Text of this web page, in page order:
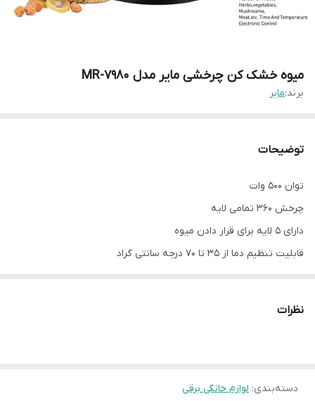
میوه خشک کن چرخشی مایر مدل MR-7980
برند:مایر
توضیحات
توان 500 وات
چرخش 360 تمامی لایه
دارای 5 لایه برای قرار دادن میوه
قابلیت تنظیم دما از 35 تا 70 درجه سانتی گراد
نظرات
دسته‌بندی: لوازم خانگی برقی